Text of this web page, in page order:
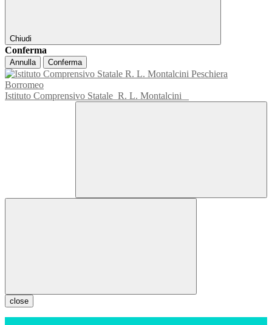
Chiudi
Conferma
Annulla Conferma
Istituto Comprensivo Statale R. L. Montalcini
close